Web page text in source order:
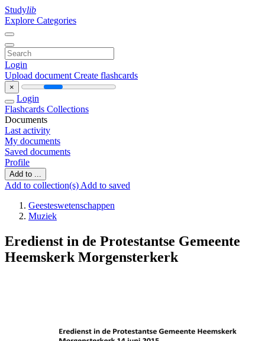
Studylib
Explore Categories
Login
Upload document Create flashcards
×
Login
Flashcards Collections
Documents
Last activity
My documents
Saved documents
Profile
Add to ...
Add to collection(s) Add to saved
Geesteswetenschappen
Muziek
Eredienst in de Protestantse Gemeente
Heemskerk Morgensterkerk